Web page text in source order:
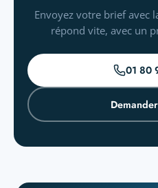
Envoyez votre brief avec
répond vite, avec un
01 80